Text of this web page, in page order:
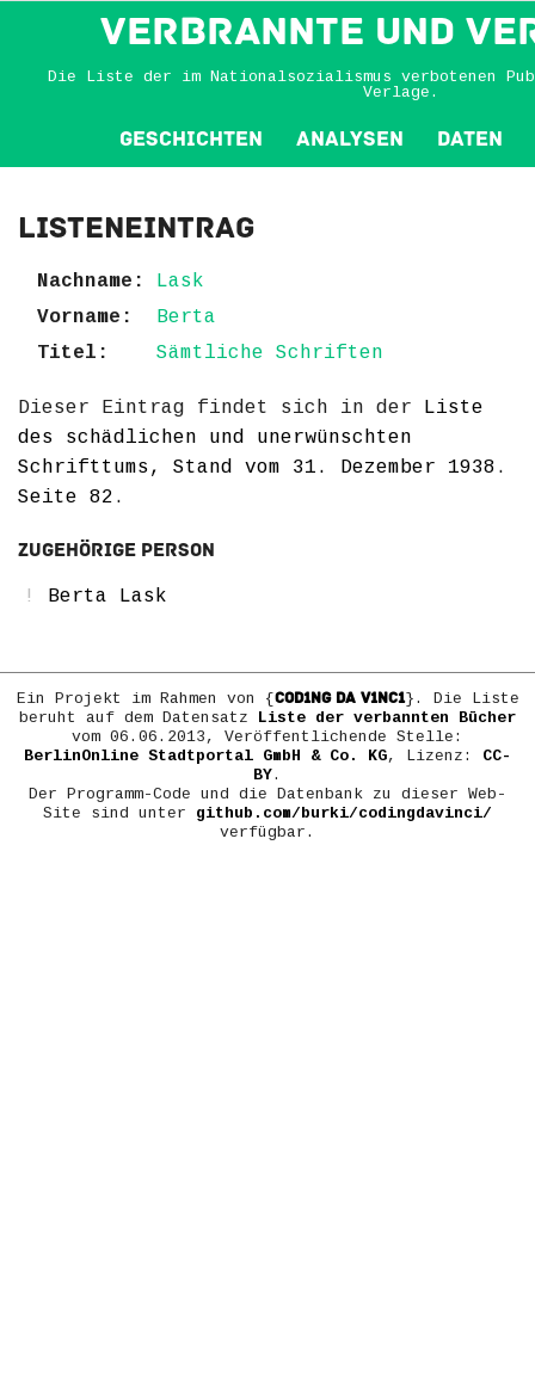
VERBRANNTE und
Die Liste der im Nationalsozialismus verbotenen
Verlage.
Geschichten Analysen Daten
Listeneintrag
Nachname:
Lask
Vorname:
Berta
Titel:
Sämtliche Schriften
Dieser Eintrag findet sich in der
Liste
des schädlichen und unerwünschten
Schrifttums, Stand vom 31. Dezember 1938 .
Seite 82 .
Zugehörige Person
Berta Lask
Ein Projekt im Rahmen von {COD1NG DA V1NC1}. Die Liste
beruht auf dem Datensatz Liste der verbannten Bücher
vom 06.06.2013, Veröffentlichende Stelle:
BerlinOnline Stadtportal GmbH & Co. KG, Lizenz: CC-
BY.
Der Programm-Code und die Datenbank zu dieser Web-
Site sind unter github.com/burki/codingdavinci/
verfügbar.